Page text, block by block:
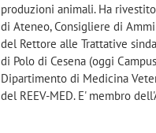
produzioni animali. Ha
di Ateneo, Consigliere di
del Rettore alle Trattative
di Polo di Cesena (oggi
Dipartimento di Medicina
del REEV-MED. E' membro